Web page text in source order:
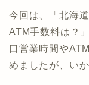
今回は、「北海
ATM手数料は？
口営業時間や
めましたが、い